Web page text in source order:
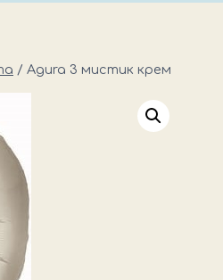
/ Agura 3 мистик крем